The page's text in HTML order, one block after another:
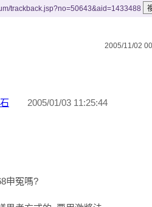
trackback.jsp?no=50643&aid=1433488
2005/11/02
2005/01/03 11:25:44
申冤嗎?